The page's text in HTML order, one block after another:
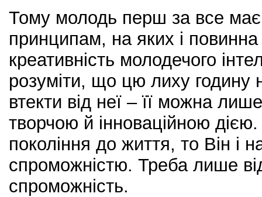
Тому молодь перш за все має
принципам, на яких і повинна
креативність молодечого
розуміти, що цю лиху годину
втекти від неї – її можна
творчою й інноваційною
покоління до життя, то Він і
спроможністю. Треба лише
спроможність.